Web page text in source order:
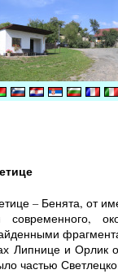
– Бенята, от
современного,
Липнице и Орлик
частью